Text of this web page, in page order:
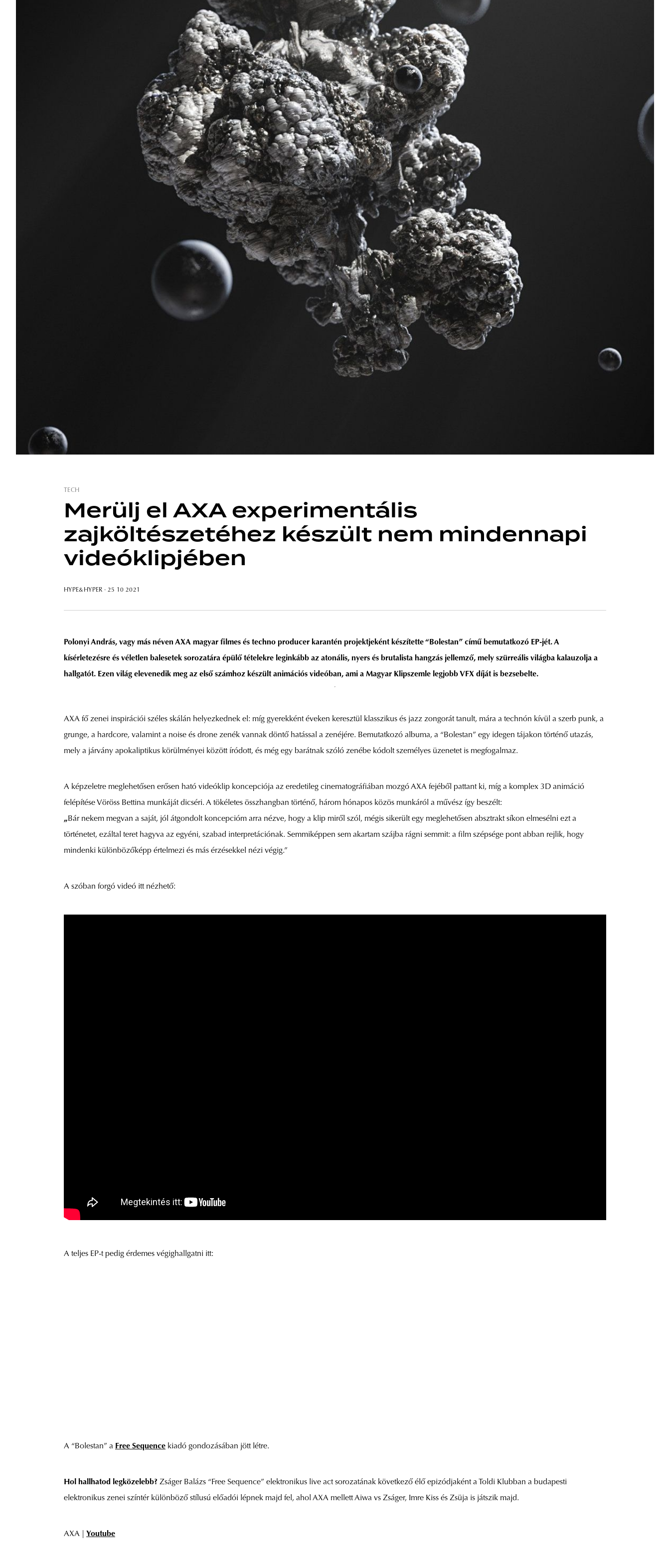
TECH
Merülj el AXA experimentális
zajköltészetéhez készült nem mindennapi
videóklipjében
HYPE&HYPER · 25 10 2021
Polonyi András, vagy más néven AXA magyar filmes és techno producer karantén projektjeként készítette “Bolestan” című bemutatkozó EP-jét. A
kísérletezésre és véletlen balesetek sorozatára épülő tételekre leginkább az atonális, nyers és brutalista hangzás jellemző, mely szürreális világba kalauzolja a
hallgatót. Ezen világ elevenedik meg az első számhoz készült animációs videóban, ami a Magyar Klipszemle legjobb VFX díját is bezsebelte.
AXA fő zenei inspirációi széles skálán helyezkednek el: míg gyerekként éveken keresztül klasszikus és jazz zongorát tanult, mára a technón kívül a szerb punk, a
grunge, a hardcore, valamint a noise és drone zenék vannak döntő hatással a zenéjére. Bemutatkozó albuma, a “Bolestan” egy idegen tájakon történő utazás,
mely a járvány apokaliptikus körülményei között íródott, és még egy barátnak szóló zenébe kódolt személyes üzenetet is megfogalmaz.
A képzeletre meglehetősen erősen ható videóklip koncepciója az eredetileg cinematográfiában mozgó AXA fejéből pattant ki, míg a komplex 3D animáció
felépítése Vöröss Bettina munkáját dicséri. A tökéletes összhangban történő, három hónapos közös munkáról a művész így beszélt:
„Bár nekem megvan a saját, jól átgondolt koncepcióm arra nézve, hogy a klip miről szól, mégis sikerült egy meglehetősen absztrakt síkon elmesélni ezt a
történetet, ezáltal teret hagyva az egyéni, szabad interpretációnak. Semmiképpen sem akartam szájba rágni semmit: a film szépsége pont abban rejlik, hogy
mindenki különbözőképp értelmezi és más érzésekkel nézi végig.”
A szóban forgó videó itt nézhető:
A teljes EP-t pedig érdemes végighallgatni itt:
A “Bolestan” a Free Sequence kiadó gondozásában jött létre.
Hol hallhatod legközelebb? Zságer Balázs “Free Sequence” elektronikus live act sorozatának következő élő epizódjaként a Toldi Klubban a budapesti
elektronikus zenei színtér különböző stílusú előadói lépnek majd fel, ahol AXA mellett Aiwa vs Zságer, Imre Kiss és Zsüja is játszik majd.
AXA | Youtube